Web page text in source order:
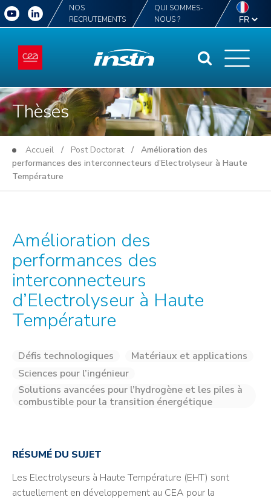
NOS
RECRUTEMENTS
QUI SOMMES-
NOUS ?
Thèses
Accueil / Post Doctorat/ Amélioration des
performances des interconnecteurs d’Electrolyseur à Haute
Température
Amélioration des
performances des
interconnecteurs
d’Electrolyseur à Haute
Température
Défis technologiques
Matériaux et applications
Sciences pour l’ingénieur
Solutions avancées pour l’hydrogène et les piles à
combustible pour la transition énergétique
RÉSUMÉ DU SUJET
Les Electrolyseurs à Haute Température (EHT) sont
actuellement en développement au CEA pour la